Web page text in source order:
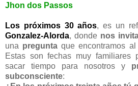
Jhon dos Passos
Los próximos 30 años, es un
Gonzalez-Alorda, donde nos
una pregunta que encontramos
Estas son fechas muy familiares
sacar tiempo para nosotros y
subconsciente: